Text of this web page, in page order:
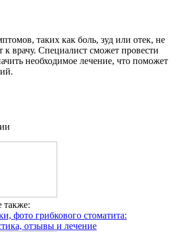
таких как боль, зуд или отек, не
к врачу. Специалист сможет провести
необходимое лечение, что поможет
также:
фото грибкового стоматита:
отзывы и лечение